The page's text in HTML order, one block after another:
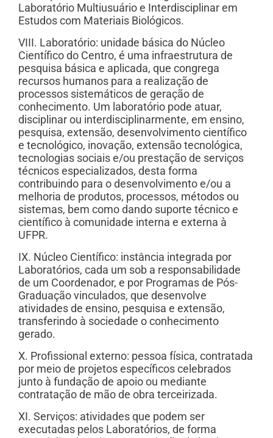
Laboratório Multiusuário e Interdisciplinar em
Estudos com Materiais Biológicos.
VIII. Laboratório: unidade básica do Núcleo
Científico do Centro, é uma infraestrutura de
pesquisa básica e aplicada, que congrega
recursos humanos para a realização de
processos sistemáticos de geração de
conhecimento. Um laboratório pode atuar,
disciplinar ou interdisciplinarmente, em ensino,
pesquisa, extensão, desenvolvimento científico
e tecnológico, inovação, extensão tecnológica,
tecnologias sociais e/ou prestação de serviços
técnicos especializados, desta forma
contribuindo para o desenvolvimento e/ou a
melhoria de produtos, processos, métodos ou
sistemas, bem como dando suporte técnico e
científico à comunidade interna e externa à
UFPR.
IX. Núcleo Científico: instância integrada por
Laboratórios, cada um sob a responsabilidade
de um Coordenador, e por Programas de Pós-
Graduação vinculados, que desenvolve
atividades de ensino, pesquisa e extensão,
transferindo à sociedade o conhecimento
gerado.
X. Profissional externo: pessoa física, contratada
por meio de projetos específicos celebrados
junto à fundação de apoio ou mediante
contratação de mão de obra terceirizada.
XI. Serviços: atividades que podem ser
executadas pelos Laboratórios, de forma